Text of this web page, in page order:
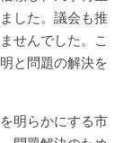
した。議会も推
せんでした。こ
と問題の解決を
明らかにする市